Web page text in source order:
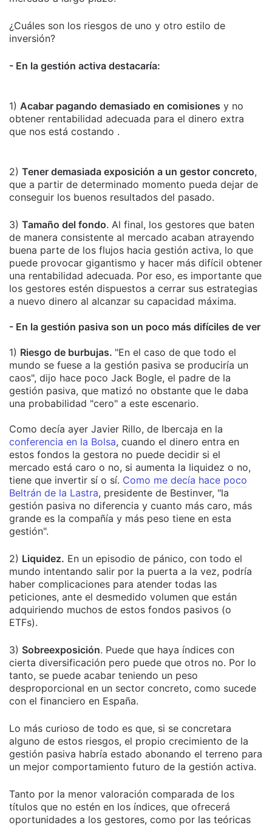
¿Cuáles son los riesgos de uno y otro estilo de
inversión?
- En la gestión activa destacaría:
1) Acabar pagando demasiado en comisiones y no
obtener rentabilidad adecuada para el dinero extra
que nos está costando .
2) Tener demasiada exposición a un gestor concreto,
que a partir de determinado momento pueda dejar de
conseguir los buenos resultados del pasado.
3) Tamaño del fondo. Al final, los gestores que baten
de manera consistente al mercado acaban atrayendo
buena parte de los flujos hacia gestión activa, lo que
puede provocar gigantismo y hacer más difícil obtener
una rentabilidad adecuada. Por eso, es importante que
los gestores estén dispuestos a cerrar sus estrategias
a nuevo dinero al alcanzar su capacidad máxima.
- En la gestión pasiva son un poco más difíciles de ver
1) Riesgo de burbujas. "En el caso de que todo el
mundo se fuese a la gestión pasiva se produciría un
caos", dijo hace poco Jack Bogle, el padre de la
gestión pasiva, que matizó no obstante que le daba
una probabilidad "cero" a este escenario.
Como decía ayer Javier Rillo, de Ibercaja en la
conferencia en la Bolsa, cuando el dinero entra en
estos fondos la gestora no puede decidir si el
mercado está caro o no, si aumenta la liquidez o no,
tiene que invertir sí o sí. Como me decía hace poco
Beltrán de la Lastra, presidente de Bestinver, "la
gestión pasiva no diferencia y cuanto más caro, más
grande es la compañía y más peso tiene en esta
gestión".
2) Liquidez. En un episodio de pánico, con todo el
mundo intentando salir por la puerta a la vez, podría
haber complicaciones para atender todas las
peticiones, ante el desmedido volumen que están
adquiriendo muchos de estos fondos pasivos (o
ETFs).
3) Sobreexposición. Puede que haya índices con
cierta diversificación pero puede que otros no. Por lo
tanto, se puede acabar teniendo un peso
desproporcional en un sector concreto, como sucede
con el financiero en España.
Lo más curioso de todo es que, si se concretara
alguno de estos riesgos, el propio crecimiento de la
gestión pasiva habría estado abonando el terreno para
un mejor comportamiento futuro de la gestión activa.
Tanto por la menor valoración comparada de los
títulos que no estén en los índices, que ofrecerá
oportunidades a los gestores, como por las teóricas